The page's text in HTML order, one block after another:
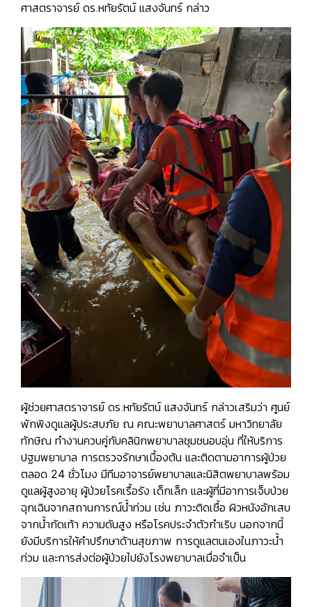
ศาสตราจารย์ ดร.หทัยรัตน์ แสงจันทร์ กล่าว
ผู้ช่วยศาสตราจารย์ ดร.หทัยรัตน์ แสงจันทร์ กล่าวเสริมว่า ศูนย์
พักพิงดูแลผู้ประสบภัย ณ คณะพยาบาลศาสตร์ มหาวิทยาลัย
ทักษิณ ทำงานควบคู่กับคลินิกพยาบาลชุมชนอบอุ่น ที่ให้บริการ
ปฐมพยาบาล การตรวจรักษาเบื้องต้น และติดตามอาการผู้ป่วย
ตลอด 24 ชั่วโมง มีทีมอาจารย์พยาบาลและนิสิตพยาบาลพร้อม
ดูแลผู้สูงอายุ ผู้ป่วยโรคเรื้อรัง เด็กเล็ก และผู้ที่มีอาการเจ็บป่วย
ฉุกเฉินจากสถานการณ์น้ำท่วม เช่น ภาวะติดเชื้อ ผิวหนังอักเสบ
จากน้ำกัดเท้า ความดันสูง หรือโรคประจำตัวกำเริบ นอกจากนี้
ยังมีบริการให้คำปรึกษาด้านสุขภาพ การดูแลตนเองในภาวะน้ำ
ท่วม และการส่งต่อผู้ป่วยไปยังโรงพยาบาลเมื่อจำเป็น